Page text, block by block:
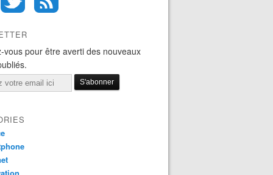
vous pour être averti des nouveaux